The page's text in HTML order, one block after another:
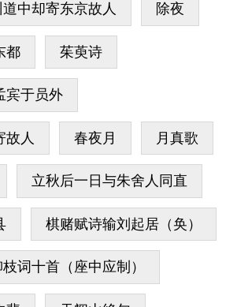
中却寄东京故人 除夜
都 茱萸诗
宾于员外
故人 春夜月 月真歌
立秋后一日与朱舍人同直
棋赌赋诗输刘起居（奂）
词十首（座中应制）